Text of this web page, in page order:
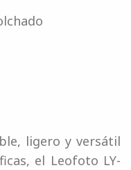
ligero y versátil
el Leofoto LY-